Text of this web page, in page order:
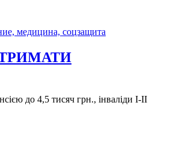
медицина, соцзащита
до 4,5 тисяч грн., інваліди I-II